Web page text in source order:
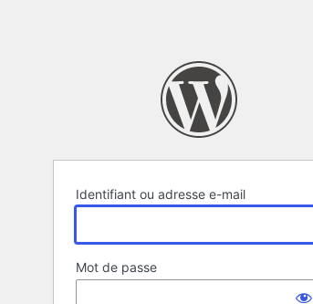
Identifiant ou adresse e-mail
Mot de passe